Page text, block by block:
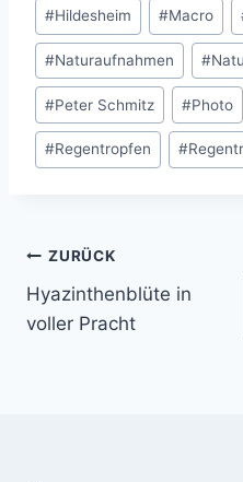
#Hildesheim #Macro
#Naturaufnahmen #
#Peter Schmitz #Photo
#Regentropfen #
ZURÜCK
Hyazinthenblüte in
voller Pracht